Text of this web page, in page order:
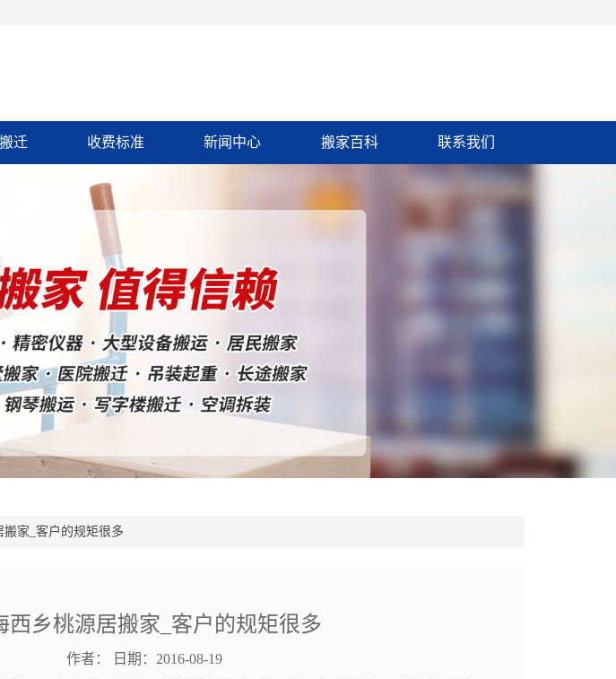
迁 收费标准 新闻中心 搬家百科 联系我们
搬家_客户的规矩很多
西乡桃源居搬家_客户的规矩很多
作者：
日期：2016-08-19